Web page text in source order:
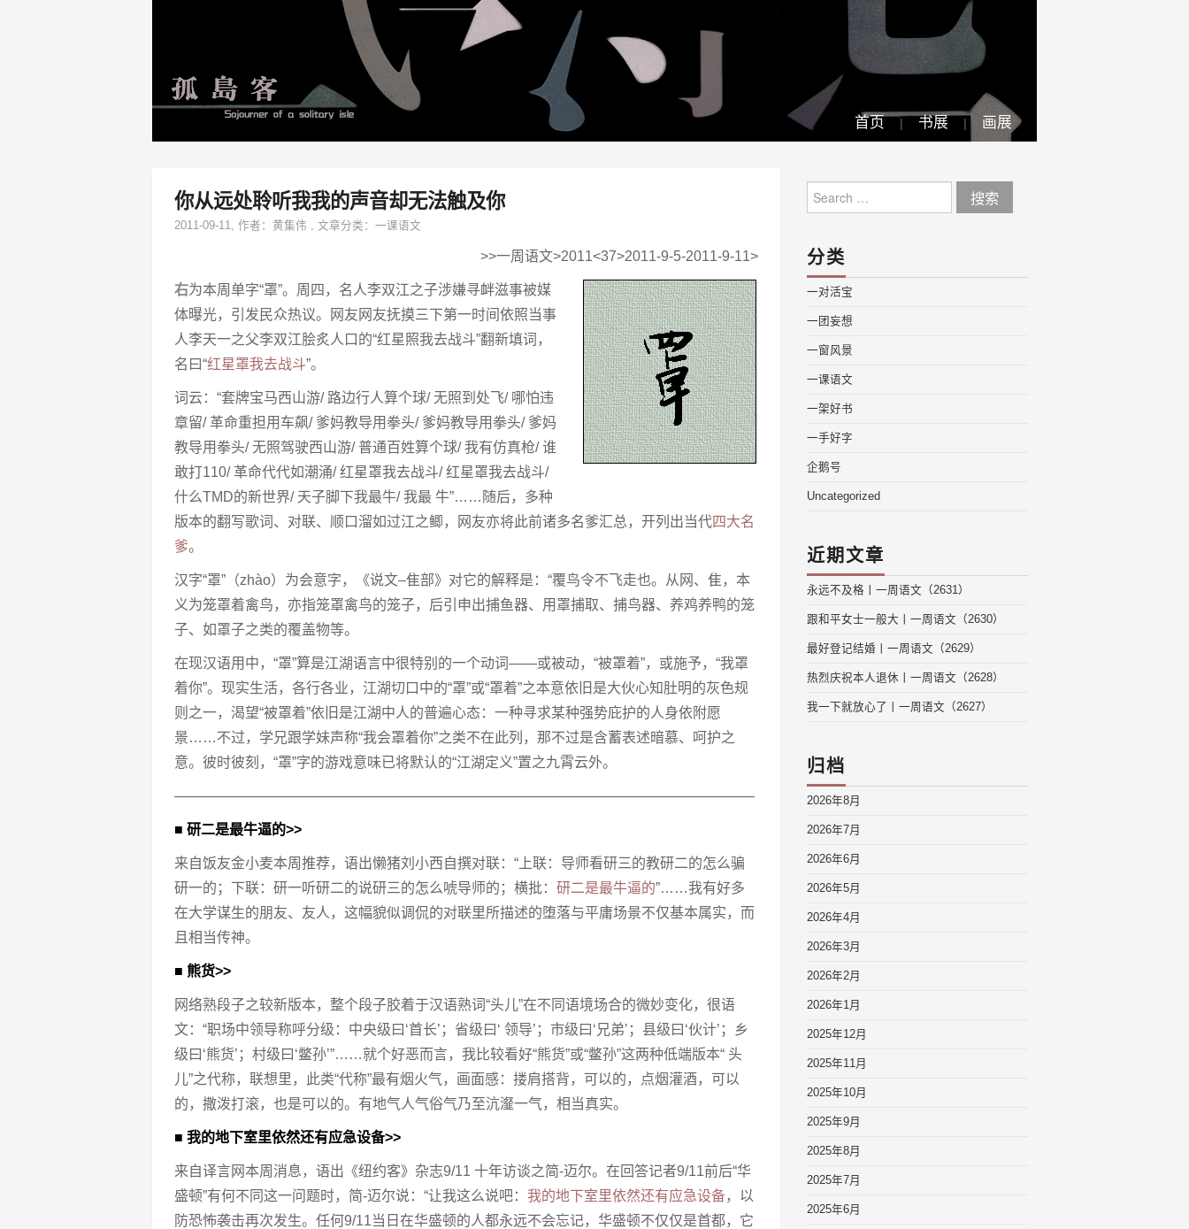
首页 书展 画展
你从远处聆听我我的声音却无法触及你
2011-09-11, 作者： 黄集伟 , 文章分类： 一课语文
>>一周语文>2011<37>2011-9-5-2011-9-11>
右为本周单字“罩”。周四，名人李双江之子涉嫌寻衅滋事被媒
体曝光，引发民众热议。网友网友抚摸三下第一时间依照当事
人李天一之父李双江脍炙人口的“红星照我去战斗”翻新填词，
名曰“红星罩我去战斗”。
词云：“套牌宝马西山游/ 路边行人算个球/ 无照到处飞/ 哪怕违
章留/ 革命重担用车飙/ 爹妈教导用拳头/ 爹妈教导用拳头/ 爹妈
教导用拳头/ 无照驾驶西山游/ 普通百姓算个球/ 我有仿真枪/ 谁
敢打110/ 革命代代如潮涌/ 红星罩我去战斗/ 红星罩我去战斗/
什么TMD的新世界/ 天子脚下我最牛/ 我最 牛”……随后，多种
版本的翻写歌词、对联、顺口溜如过江之鲫，网友亦将此前诸多名爹汇总，开列出当代四大名
爹。
汉字“罩”（zhào）为会意字，《说文–隹部》对它的解释是：“覆鸟令不飞走也。从网、隹，本
义为笼罩着禽鸟，亦指笼罩禽鸟的笼子，后引申出捕鱼器、用罩捕取、捕鸟器、养鸡养鸭的笼
子、如罩子之类的覆盖物等。
在现汉语用中，“罩”算是江湖语言中很特别的一个动词——或被动，“被罩着”，或施予，“我罩
着你”。现实生活，各行各业，江湖切口中的“罩”或“罩着”之本意依旧是大伙心知肚明的灰色规
则之一，渴望“被罩着”依旧是江湖中人的普遍心态：一种寻求某种强势庇护的人身依附愿
景……不过，学兄跟学妹声称“我会罩着你”之类不在此列，那不过是含蓄表述暗慕、呵护之
意。彼时彼刻，“罩”字的游戏意味已将默认的“江湖定义”置之九霄云外。
—————————————————————————————————————————
■ 研二是最牛逼的>>
来自饭友金小麦本周推荐，语出懒猪刘小西自撰对联：“上联：导师看研三的教研二的怎么骗
研一的；下联：研一听研二的说研三的怎么唬导师的；横批： 研二是最牛逼的”……我有好多
在大学谋生的朋友、友人，这幅貌似调侃的对联里所描述的堕落与平庸场景不仅基本属实，而
且相当传神。
■ 熊货>>
网络熟段子之较新版本，整个段子胶着于汉语熟词“头儿”在不同语境场合的微妙变化，很语
文：“职场中领导称呼分级：中央级曰‘首长’；省级曰‘ 领导’；市级曰‘兄弟’；县级曰‘伙计’；乡
级曰‘熊货’；村级曰‘鳖孙’”……就个好恶而言，我比较看好“熊货”或“鳖孙”这两种低端版本“ 头
儿”之代称，联想里，此类“代称”最有烟火气，画面感：搂肩搭背，可以的，点烟灌酒，可以
的，撒泼打滚，也是可以的。有地气人气俗气乃至沆瀣一气，相当真实。
■ 我的地下室里依然还有应急设备>>
来自译言网本周消息，语出《纽约客》杂志9/11 十年访谈之简-迈尔。在回答记者9/11前后“华
盛顿”有何不同这一问题时，简-迈尔说：“让我这么说吧： 我的地下室里依然还有应急设备，以
防恐怖袭击再次发生。任何9/11当日在华盛顿的人都永远不会忘记，华盛顿不仅仅是首都，它
for:
分类
一对活宝
一团妄想
一窗风景
一课语文
一架好书
一手好字
企鹅号
Uncategorized
近期文章
永远不及格丨一周语文（2631）
跟和平女士一般大丨一周语文（2630）
最好登记结婚丨一周语文（2629）
热烈庆祝本人退休丨一周语文（2628）
我一下就放心了丨一周语文（2627）
归档
2026年8月
2026年7月
2026年6月
2026年5月
2026年4月
2026年3月
2026年2月
2026年1月
2025年12月
2025年11月
2025年10月
2025年9月
2025年8月
2025年7月
2025年6月